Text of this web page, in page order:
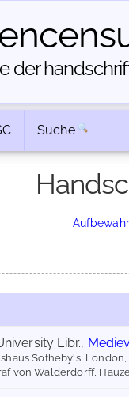
der
Suche
Libr.,
Sotheby's, London,
von Walderdorff,